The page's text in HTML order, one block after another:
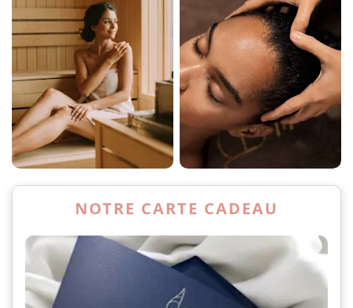
NOTRE CARTE CADEAU